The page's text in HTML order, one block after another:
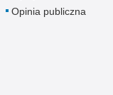
Opinia publiczna